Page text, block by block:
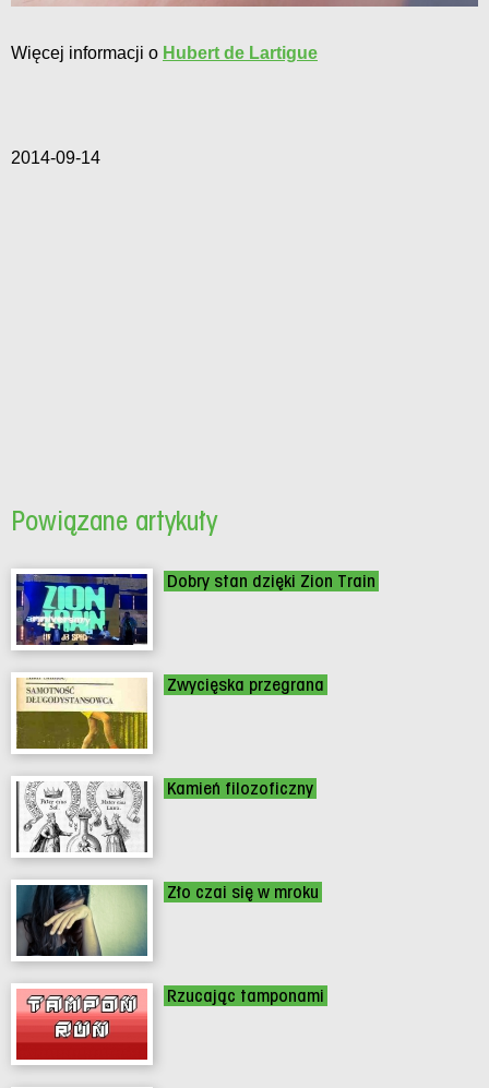
Więcej informacji o Hubert de Lartigue
2014-09-14
Powiązane artykuły
Dobry stan dzięki Zion Train
Zwycięska przegrana
Kamień filozoficzny
Zło czai się w mroku
Rzucając tamponami